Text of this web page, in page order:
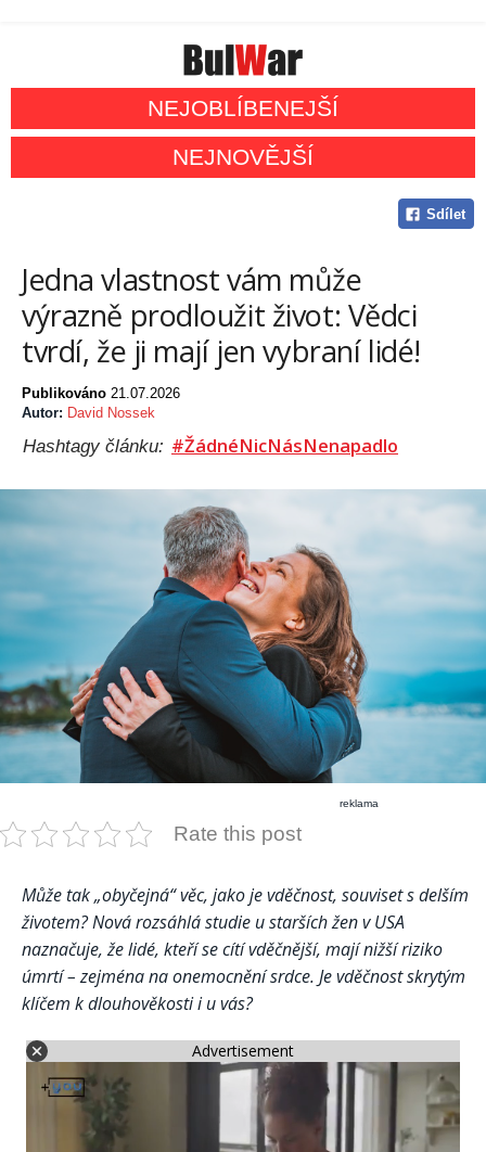
NEJOBLÍBENEJŠÍ
NEJNOVĚJŠÍ
Sdílet
Jedna vlastnost vám může
výrazně prodloužit život: Vědci
tvrdí, že ji mají jen vybraní lidé!
Publikováno 21.07.2026
Autor: David Nossek
Hashtagy článku: #ŽádnéNicNásNenapadlo
reklama
Rate this post
Může tak „obyčejná“ věc, jako je vděčnost, souviset s delším
životem? Nová rozsáhlá studie u starších žen v USA
naznačuje, že lidé, kteří se cítí vděčnější, mají nižší riziko
úmrtí – zejména na onemocnění srdce. Je vděčnost skrytým
klíčem k dlouhověkosti i u vás?
Advertisement